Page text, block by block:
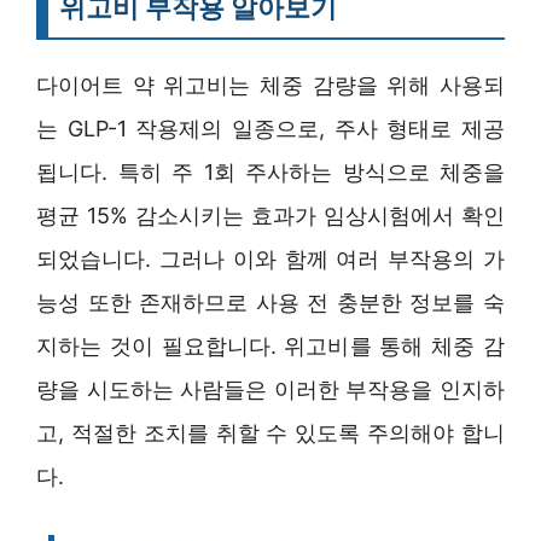
위고비 부작용 알아보기
다이어트 약 위고비는 체중 감량을 위해 사용되
는 GLP-1 작용제의 일종으로, 주사 형태로 제공
됩니다. 특히 주 1회 주사하는 방식으로 체중을
평균 15% 감소시키는 효과가 임상시험에서 확인
되었습니다. 그러나 이와 함께 여러 부작용의 가
능성 또한 존재하므로 사용 전 충분한 정보를 숙
지하는 것이 필요합니다. 위고비를 통해 체중 감
량을 시도하는 사람들은 이러한 부작용을 인지하
고, 적절한 조치를 취할 수 있도록 주의해야 합니
다.